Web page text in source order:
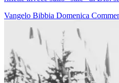
Vangelo Bibbia Domenica